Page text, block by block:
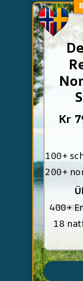
Kr
100+
200+
400+
18